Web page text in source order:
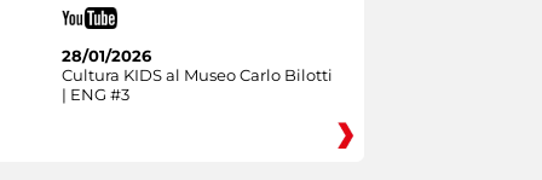
28/01/2026
Cultura KIDS al Museo Carlo Bilotti
| ENG #3